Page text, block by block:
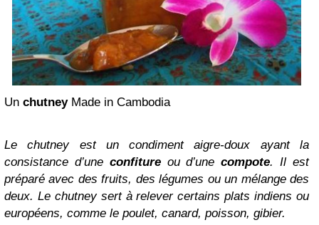
Un chutneyMade in Cambodia
Le chutney est un condiment aigre-doux ayant la
consistance d’une confitureou d’unecompote. Il est
préparé avec des fruits, des légumes ou un mélange des
deux. Le chutney sert à relever certains plats indiens ou
européens, comme le poulet, canard, poisson, gibier.